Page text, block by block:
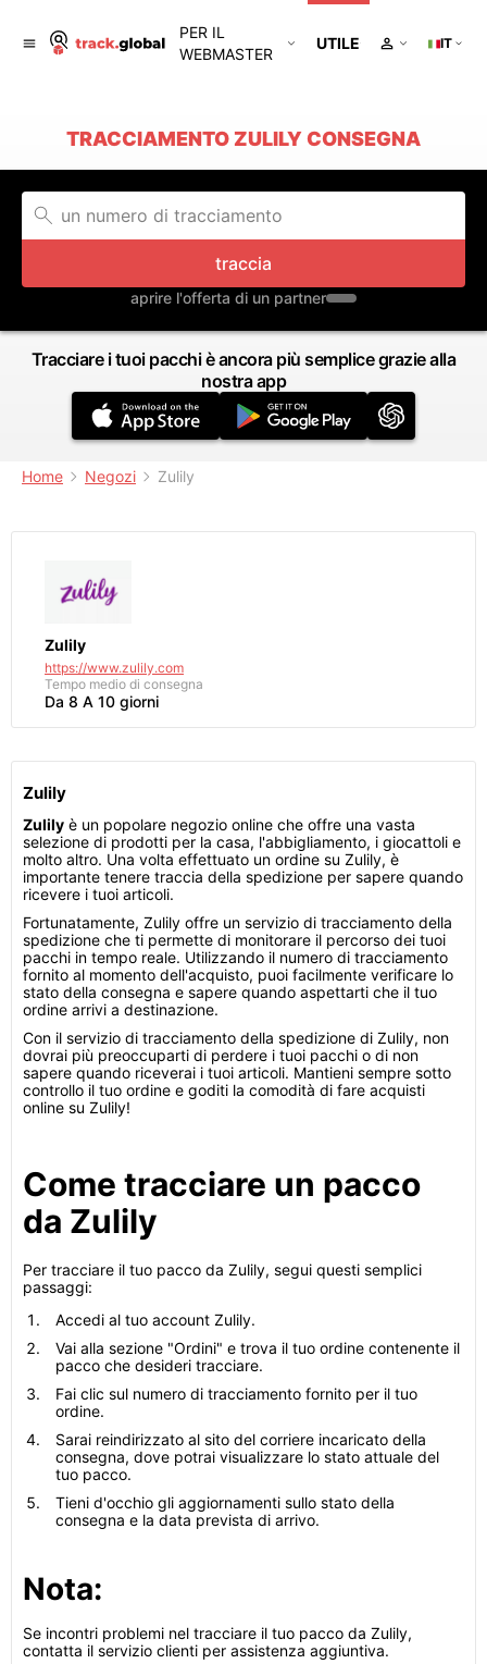
PER IL
WEBMASTER
UTILE IT
TRACCIAMENTO ZULILY CONSEGNA
traccia
aprire l'offerta di un partner
Tracciare i tuoi pacchi è ancora più semplice grazie alla
nostra app
Home Negozi Zulily
Zulily
https://www.zulily.com
Tempo medio di consegna
Da 8 A 10 giorni
Zulily
Zulily è un popolare negozio online che offre una vasta
selezione di prodotti per la casa, l'abbigliamento, i giocattoli e
molto altro. Una volta effettuato un ordine su Zulily, è
importante tenere traccia della spedizione per sapere quando
ricevere i tuoi articoli.
Fortunatamente, Zulily offre un servizio di tracciamento della
spedizione che ti permette di monitorare il percorso dei tuoi
pacchi in tempo reale. Utilizzando il numero di tracciamento
fornito al momento dell'acquisto, puoi facilmente verificare lo
stato della consegna e sapere quando aspettarti che il tuo
ordine arrivi a destinazione.
Con il servizio di tracciamento della spedizione di Zulily, non
dovrai più preoccuparti di perdere i tuoi pacchi o di non
sapere quando riceverai i tuoi articoli. Mantieni sempre sotto
controllo il tuo ordine e goditi la comodità di fare acquisti
online su Zulily!
Come tracciare un pacco
da Zulily
Per tracciare il tuo pacco da Zulily, segui questi semplici
passaggi:
Accedi al tuo account Zulily.
Vai alla sezione "Ordini" e trova il tuo ordine contenente il
pacco che desideri tracciare.
Fai clic sul numero di tracciamento fornito per il tuo
ordine.
Sarai reindirizzato al sito del corriere incaricato della
consegna, dove potrai visualizzare lo stato attuale del
tuo pacco.
Tieni d'occhio gli aggiornamenti sullo stato della
consegna e la data prevista di arrivo.
Nota:
Se incontri problemi nel tracciare il tuo pacco da Zulily,
contatta il servizio clienti per assistenza aggiuntiva.